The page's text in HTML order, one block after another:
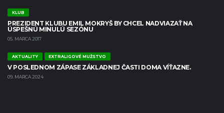
KLUB
PREZIDENT KLUBU EMIL MOKRYŠ BY CHCEL NADVIAZAŤ NA
ÚSPEŠNÚ MINULÚ SEZÓNU
05. MARCA 2017
AKTUALITY EXTRALIGOVÉ MUŽSTVO
V POSLEDNOM ZÁPASE ZÁKLADNEJ ČASTI DOMA VÍŤAZNE.
09. MARCA 2024